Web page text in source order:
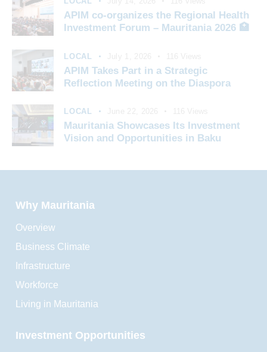
APIM co-organizes the Regional Health
Investment Forum – Mauritania 2026 🏥
LOCAL
APIM Takes Part in a Strategic
Reflection Meeting on the Diaspora
LOCAL
Mauritania Showcases Its Investment
Vision and Opportunities in Baku
Why Mauritania
Overview
Business Climate
Infrastructure
Workforce
Living in Mauritania
Investment Opportunities